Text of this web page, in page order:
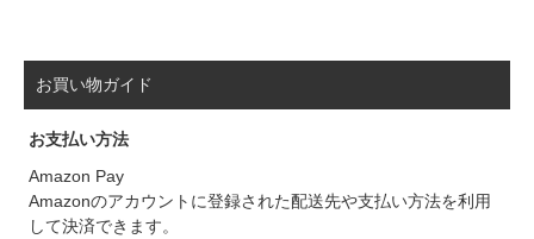
お買い物ガイド
お支払い方法
Amazon Pay
Amazonのアカウントに登録された配送先や支払い方法を利用
して決済できます。